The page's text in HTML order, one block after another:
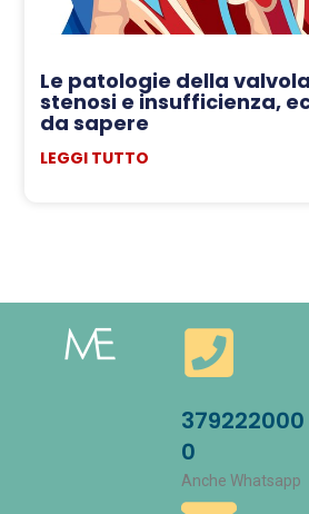
Le patologie della
stenosi e insufficienza,
da sapere
LEGGI TUTTO
379222000
0
Anche Whatsapp